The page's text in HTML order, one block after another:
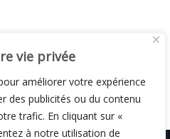
vie privée
améliorer votre expérience
des publicités ou du contenu
trafic. En cliquant sur «
à notre utilisation de